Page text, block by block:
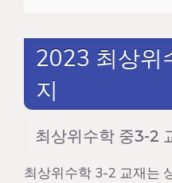
2023 최상위
지
최상위수학 중3-2
최상위수학 3-2 교재는